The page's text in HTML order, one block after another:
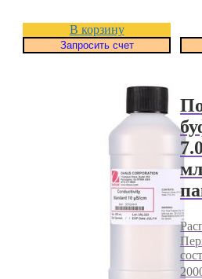
В корзину
Запросить счет